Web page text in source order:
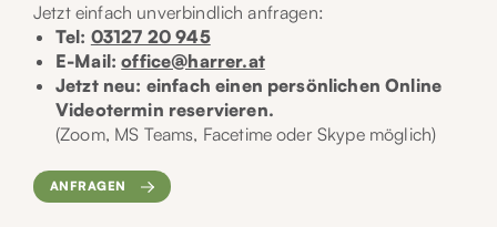
Jetzt einfach unverbindlich anfragen:
Tel: 03127 20 945
E-Mail:office@harrer.at
Jetzt neu: einfach einen persönlichen Online
Videotermin reservieren.
(Zoom, MS Teams, Facetime oder Skype möglich)
ANFRAGEN